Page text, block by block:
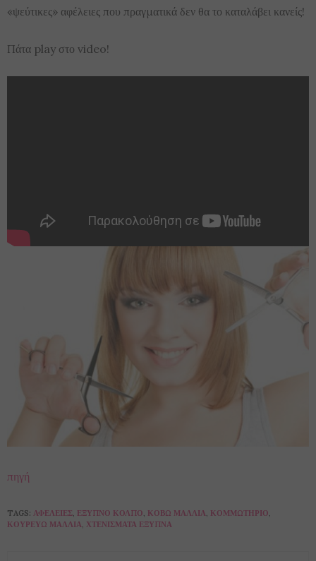
«ψεύτικες» αφέλειες που πραγματικά δεν θα το καταλάβει κανείς!
Πάτα play στο video!
πηγή
TAGS: ΑΦΈΛΕΙΕΣ, ΈΞΥΠΝΟ ΚΌΛΠΟ, ΚΌΒΩ ΜΑΛΛΙΆ, ΚΟΜΜΩΤΉΡΙΟ,
ΚΟΥΡΕΎΩ ΜΑΛΛΙΆ, ΧΤΕΝΊΣΜΑΤΑ ΈΞΥΠΝΑ